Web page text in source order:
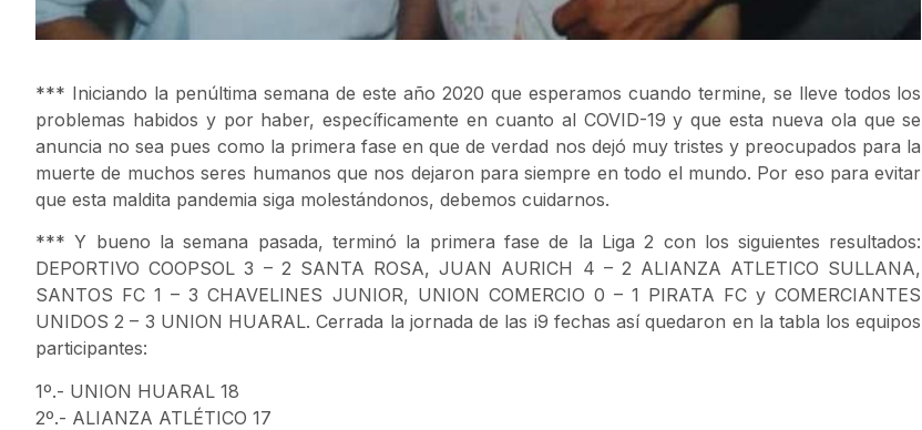
*** Iniciando la penúltima semana de este año 2020 que esperamos cuando termine, se lleve todos los
problemas habidos y por haber, específicamente en cuanto al COVID-19 y que esta nueva ola que se
anuncia no sea pues como la primera fase en que de verdad nos dejó muy tristes y preocupados para la
muerte de muchos seres humanos que nos dejaron para siempre en todo el mundo. Por eso para evitar
que esta maldita pandemia siga molestándonos, debemos cuidarnos.
*** Y bueno la semana pasada, terminó la primera fase de la Liga 2 con los siguientes resultados:
DEPORTIVO COOPSOL 3 – 2 SANTA ROSA, JUAN AURICH 4 – 2 ALIANZA ATLETICO SULLANA,
SANTOS FC 1 – 3 CHAVELINES JUNIOR, UNION COMERCIO 0 – 1 PIRATA FC y COMERCIANTES
UNIDOS 2 – 3 UNION HUARAL. Cerrada la jornada de las i9 fechas así quedaron en la tabla los equipos
participantes:
1º.- UNION HUARAL 18
2º.- ALIANZA ATLÉTICO 17